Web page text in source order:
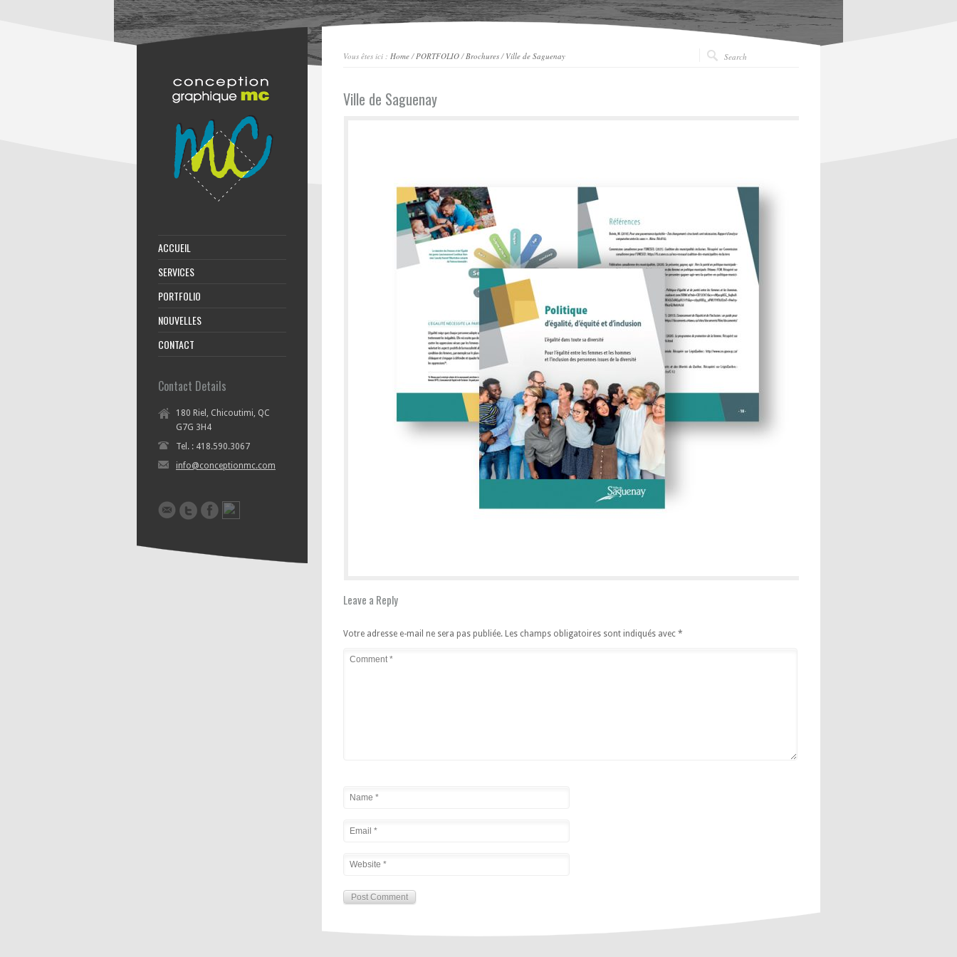
Vous êtes ici : Home/PORTFOLIO/Brochures/ Ville de Saguenay
Ville de Saguenay
Leave a Reply
Votre adresse e-mail ne sera pas publiée. Les champs obligatoires sont indiqués avec *
ACCUEIL
SERVICES
PORTFOLIO
NOUVELLES
CONTACT
Contact Details
180 Riel, Chicoutimi, QC
G7G 3H4
Tel. : 418.590.3067
info@conceptionmc.com